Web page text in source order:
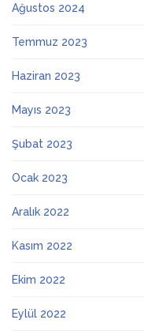
Ağustos 2024
Temmuz 2023
Haziran 2023
Mayıs 2023
Şubat 2023
Ocak 2023
Aralık 2022
Kasım 2022
Ekim 2022
Eylül 2022